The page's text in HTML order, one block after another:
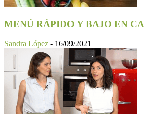
MENÚ RÁPIDO Y BAJO EN
Sandra López - 16/09/2021